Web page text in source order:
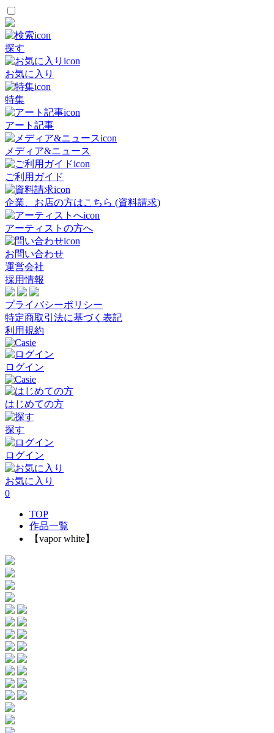
探す
お気に入り
特集
アート記事
メディア&ニュース
ご利用ガイド
企業、お店の方はこちら (資料請求)
アーティストの方へ
お問い合わせ
運営会社
採用情報
プライバシーポリシー
特定商取引法に基づく表記
利用規約
ログイン
はじめての方
探す
ログイン
お気に入り
0
TOP
作品一覧
【vapor white】